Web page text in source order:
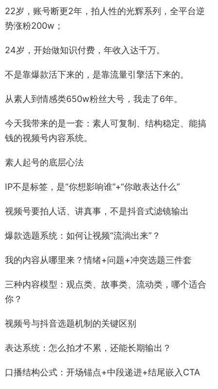
22岁，账号断更2年，拍人性的光辉系列，全平台逆
势涨粉200w；
24岁，开始做知识付费，年收入达千万。
不是靠爆款活下来的，是靠流量引擎活下来的。
从素人到情感类650w粉丝大号，我走了6年。
今天我带来的是一套：素人可复制、结构稳定、能搞
钱的视频号内容系统。
素人起号的底层心法
IP不是标签，是“你想影响谁”+“你敢表达什么”
视频号要拍人话、讲真事，不是抖音式滤镜输出
爆款选题系统：如何让视频“流淌出来”？
我的内容从哪里来？情绪+问题+冲突选题三件套
三种内容模型：观点类、故事类、流动类，哪个适合
你？
视频号与抖音选题机制的关键区别
表达系统：怎么拍才不累，还能长期输出？
口播结构公式：开场锚点+中段递进+结尾嵌入CTA